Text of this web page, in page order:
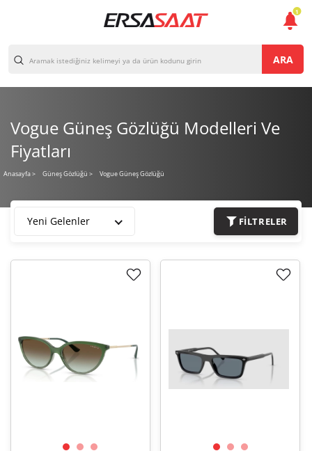
ARA
Vogue Güneş Gözlüğü Modelleri Ve
Fiyatları
Anasayfa> Güneş Gözlüğü > Vogue Güneş Gözlüğü
Yeni Gelenler FILTRELER
1